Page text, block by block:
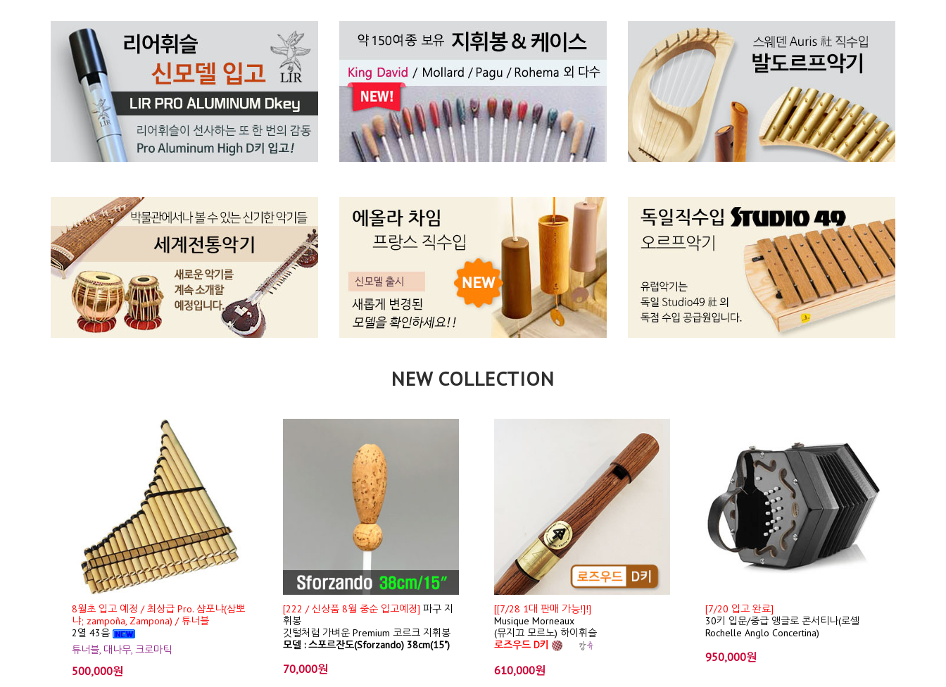
NEW COLLECTION
8월초 입고 예정 / 최상급 Pro. 샴포냐(삼뽀
냐; zampoña, Zampona) / 튜너블
2열 43음
튜너블, 대나무, 크로마틱
500,000원
[222 / 신상품 8월 중순 입고예정] 파구 지
휘봉
깃털처럼 가벼운 Premium 코르크 지휘봉
모델 : 스포르잔도(Sforzando) 38cm(15")
70,000원
[[7/28 1대 판매 가능!]!]
Musique Morneaux
(뮤지끄 모르노) 하이휘슬
로즈우드 D키
610,000원
[7/20 입고 완료]
30키 입문/중급 앵글로 콘서티나(로셸
Rochelle Anglo Concertina)
950,000원